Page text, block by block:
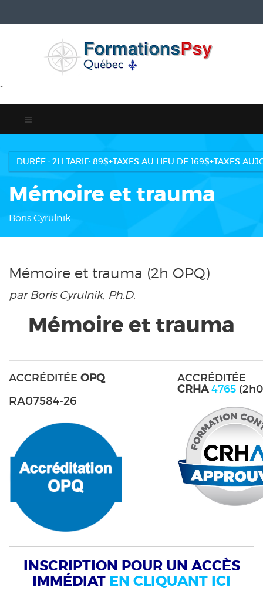
-
DURÉE : 2H TARIF: 89$+TAXES AU LIEU DE 169$+TAXES
Mémoire et trauma
Boris Cyrulnik
Mémoire et trauma (2h OPQ)
par Boris Cyrulnik, Ph.D.
Mémoire et trauma
ACCRÉDITÉE OPQ
RA07584-26
ACCRÉDITÉE
CRHA 4765
INSCRIPTION POUR UN ACCÈS
IMMÉDIAT EN CLIQUANT ICI